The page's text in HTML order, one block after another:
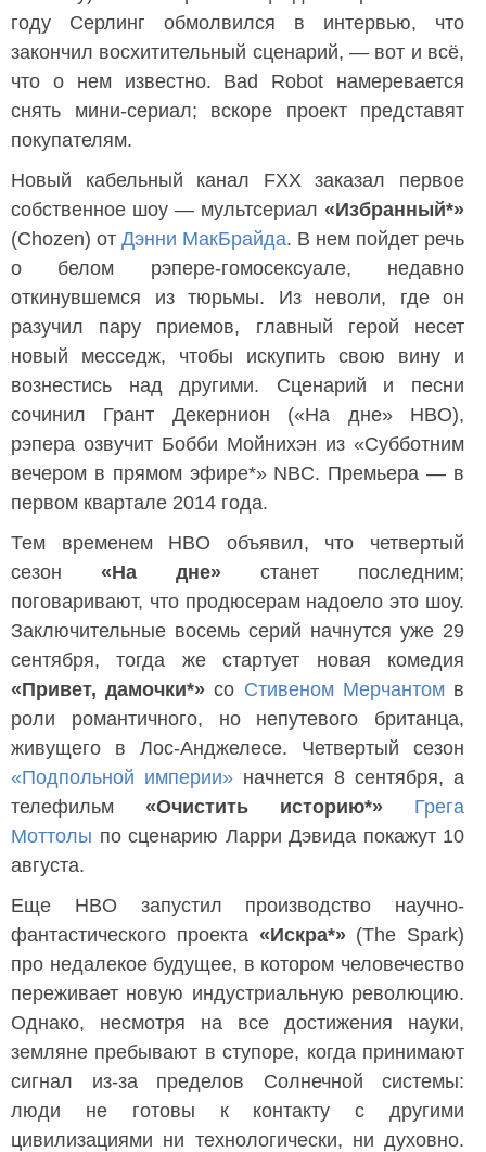
году Серлинг обмолвился в интервью, что
закончил восхитительный сценарий, — вот и всё,
что о нем известно. Bad Robot намеревается
снять мини-сериал; вскоре проект представят
покупателям.
Новый кабельный канал FXX заказал первое
собственное шоу — мультсериал «Избранный*»
(Chozen) от Дэнни МакБрайда. В нем пойдет речь
о белом рэпере-гомосексуале, недавно
откинувшемся из тюрьмы. Из неволи, где он
разучил пару приемов, главный герой несет
новый месседж, чтобы искупить свою вину и
вознестись над другими. Сценарий и песни
сочинил Грант Декернион («На дне» HBO),
рэпера озвучит Бобби Мойнихэн из «Субботним
вечером в прямом эфире*» NBC. Премьера — в
первом квартале 2014 года.
Тем временем HBO объявил, что четвертый
сезон «На дне» станет последним;
поговаривают, что продюсерам надоело это шоу.
Заключительные восемь серий начнутся уже 29
сентября, тогда же стартует новая комедия
«Привет, дамочки*» со Стивеном Мерчантомв
роли романтичного, но непутевого британца,
живущего в Лос-Анджелесе. Четвертый сезон
«Подпольной империи» начнется 8 сентября, а
телефильм «Очистить историю*»
Грега
Моттолы по сценарию Ларри Дэвида покажут 10
августа.
Еще HBO запустил производство научно-
фантастического проекта «Искра*»(The Spark)
про недалекое будущее, в котором человечество
переживает новую индустриальную революцию.
Однако, несмотря на все достижения науки,
земляне пребывают в ступоре, когда принимают
сигнал из-за пределов Солнечной системы:
люди не готовы к контакту с другими
цивилизациями ни технологически, ни духовно.